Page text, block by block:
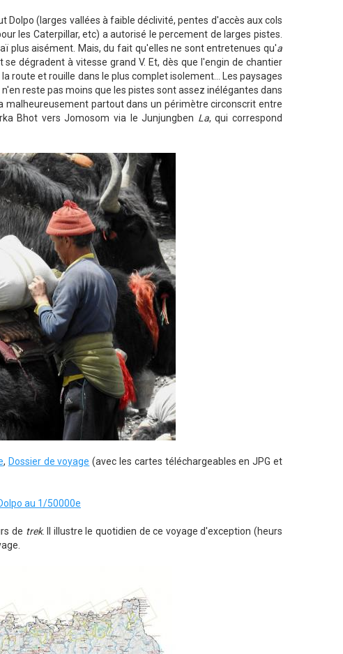
(larges vallées à faible déclivité, pentes d'accès aux cols
les Caterpillar, etc) a autorisé le percement de larges pistes.
plus aisément. Mais, du fait qu'elles ne sont entretenues qu'a
dégradent à vitesse grand V. Et, dès que l'engin de chantier
route et rouille dans le plus complet isolement... Les paysages
reste pas moins que les pistes sont assez inélégantes dans
malheureusement partout dans un périmètre circonscrit entre
Bhot vers Jomosom via le Junjungben La, qui correspond
, Dossier de voyage (avec les cartes téléchargeables en JPG et
au 1/50000e
de trek. Il illustre le quotidien de ce voyage d'exception (heurs